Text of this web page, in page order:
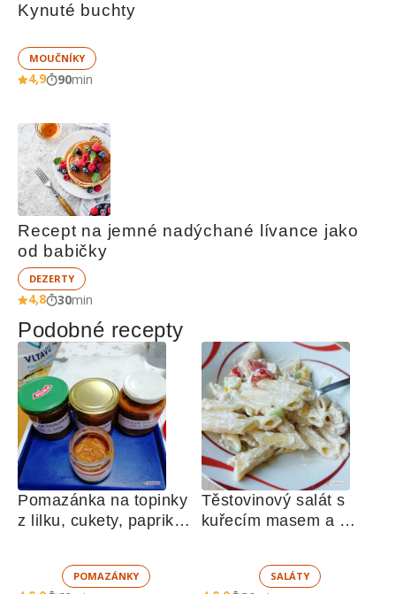
Kynuté buchty
MOUČNÍKY
4,9 90min
Recept na jemné nadýchané lívance jako
od babičky
DEZERTY
4,8 30min
Podobné recepty
Pomazánka na topinky
z lilku, cukety, paprik,
žampionů
POMAZÁNKY
Těstovinový salát s
kuřecím masem a
SALÁTY